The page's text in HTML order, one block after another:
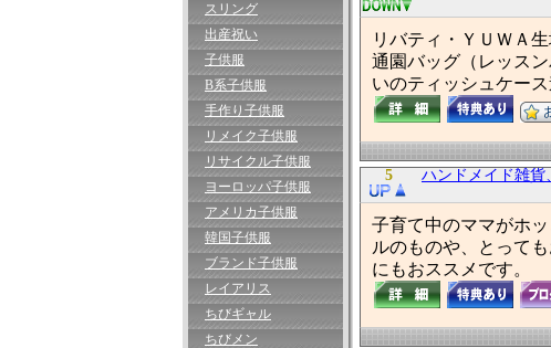
スリング
出産祝い
子供服
B系子供服
手作り子供服
リメイク子供服
リサイクル子供服
ヨーロッパ子供服
アメリカ子供服
韓国子供服
ブランド子供服
レイアリス
ちびギャル
ちびメン
リバティ・ＹＵＷＡ
通園バッグ（レッス
いのティッシュケー
5 ハンドメイド雑
子育て中のママがホ
ルのものや、とって
にもおススメです。